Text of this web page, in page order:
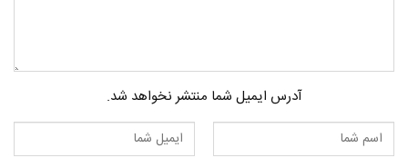
آدرس ایمیل شما منتشر نخواهد شد.